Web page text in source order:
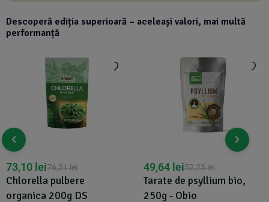
Descoperă ediția superioară – aceleași valori, mai multă
performanță
Tarate de psyllium bio,
250g - Obio
52,25lei
49,64 lei
Orz verde pulbere bio,
250g - Obio
52,96 lei